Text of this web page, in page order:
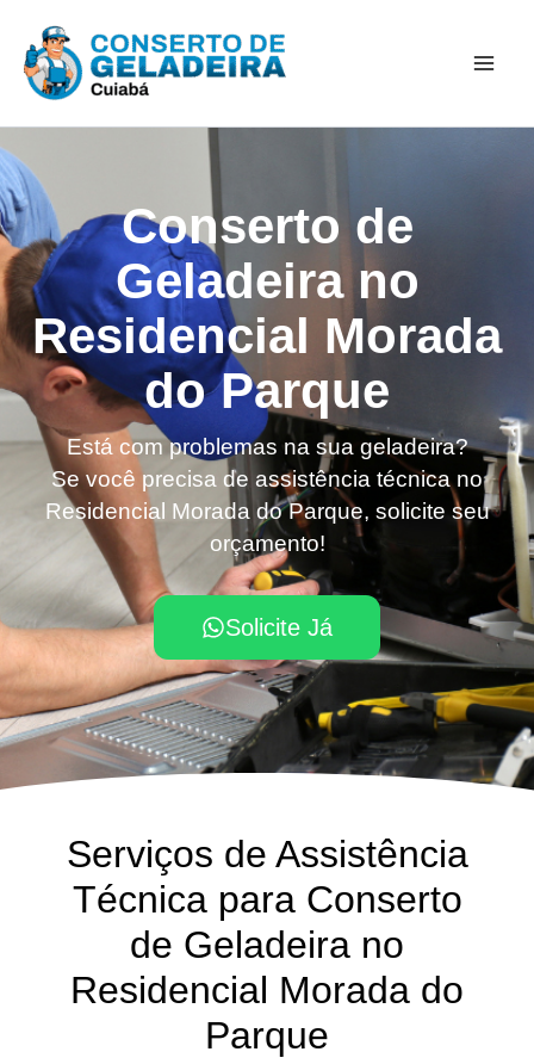
para
Conserto de
Geladeira no
Residencial Morada
do Parque
Está com problemas na sua geladeira?
Se você precisa de assistência técnica no
Residencial Morada do Parque, solicite seu
orçamento!
Solicite Já
Serviços de Assistência
Técnica para Conserto
de Geladeira no
Residencial Morada do
Parque